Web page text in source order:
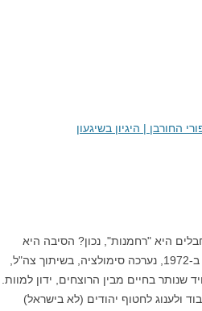
החורבן | היגיון בשיגעון
היא "רחמנות", נכון? הסיבה היא
החששות מכל מיני תגובות שעלולות להיות. בעקבות הטבח בלוד, ב-1972, נערכה סימולציה, בשיתוך צה"ל,
בחיים מבין הרוצחים, ידון למוות.
ולענוג לחטוף יהודים (לא בישראל)